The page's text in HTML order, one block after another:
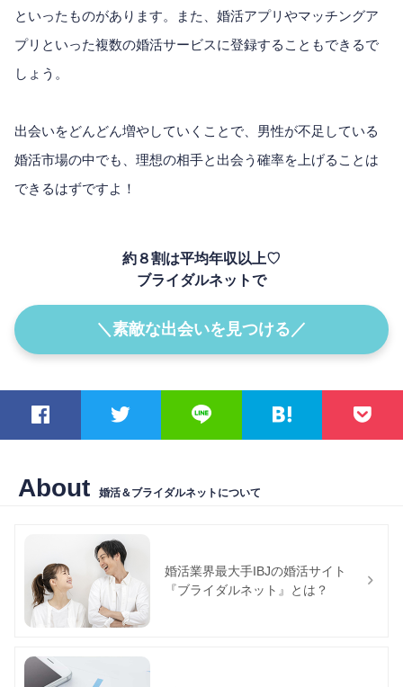
といったものがあります。また、婚活アプリやマッチングア
プリといった複数の婚活サービスに登録することもできるで
しょう。
出会いをどんどん増やしていくことで、男性が不足している
婚活市場の中でも、理想の相手と出会う確率を上げることは
できるはずですよ！
約８割は平均年収以上♡
ブライダルネットで
＼素敵な出会いを見つける／
About 婚活＆ブライダルネットについて
婚活業界最大手IBJの婚活サイト
『ブライダルネット』とは？